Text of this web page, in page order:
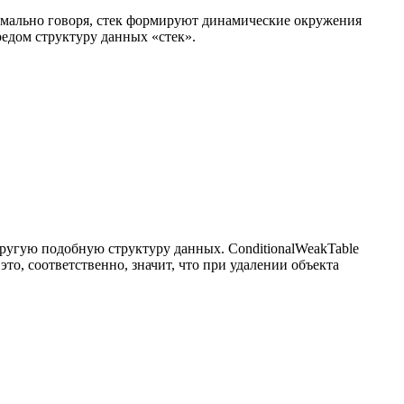
говоря, стек формируют динамические окружения
структуру данных «стек».
подобную структуру данных. ConditionalWeakTable
соответственно, значит, что при удалении объекта